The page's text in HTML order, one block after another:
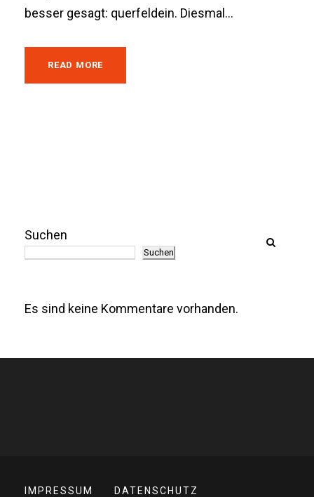
besser gesagt: querfeldein. Diesmal...
READ MORE
Suchen
Suchen
Es sind keine Kommentare vorhanden.
IMPRESSUM DATENSCHUTZ